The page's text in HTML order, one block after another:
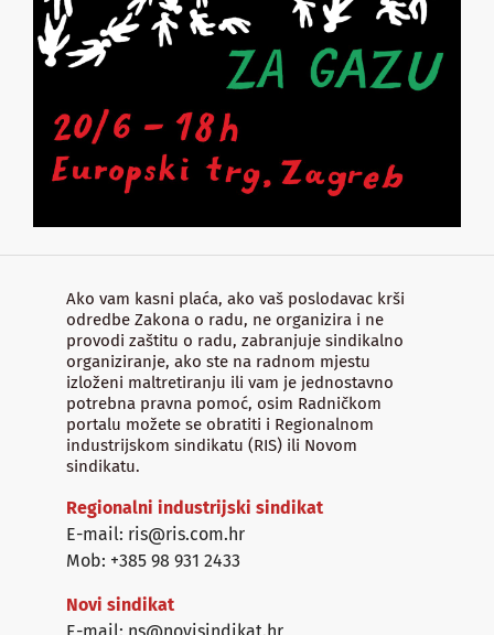
Ako vam kasni plaća, ako vaš poslodavac krši
odredbe Zakona o radu, ne organizira i ne
provodi zaštitu o radu, zabranjuje sindikalno
organiziranje, ako ste na radnom mjestu
izloženi maltretiranju ili vam je jednostavno
potrebna pravna pomoć, osim Radničkom
portalu možete se obratiti i Regionalnom
industrijskom sindikatu (RIS) ili Novom
sindikatu.
Regionalni industrijski sindikat
E-mail: ris@ris.com.hr
Mob: +385 98 931 2433
Novi sindikat